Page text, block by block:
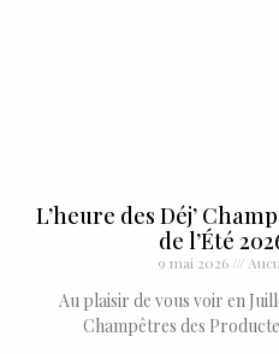
L’heure des Déj’
de l’Été
9 mai 2026
Au plaisir de vous voir en
Champêtres des